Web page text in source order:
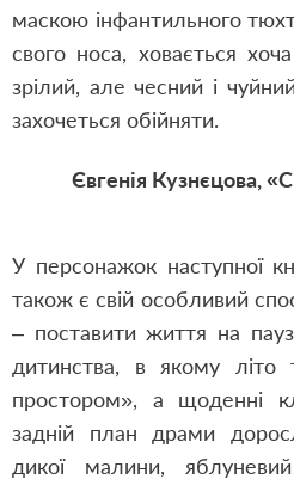
маскою інфантильного
свого носа, ховається
зрілий, але чесний і
захочеться обійняти.
Євгенія Кузнєцова,
У персонажок наступної
також є свій особливий
– поставити життя на
дитинства, в якому літо
простором», а щоденні
задній план драми
дикої малини,